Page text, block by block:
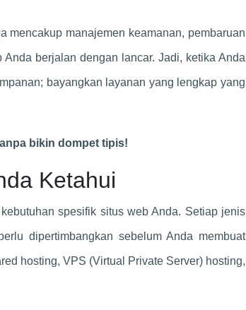
mencakup manajemen keamanan, pembaruan
berjalan dengan lancar. Jadi, ketika Anda
bayangkan layanan yang lengkap yang
bikin dompet tipis!
Ketahui
spesifik situs web Anda. Setiap jenis
dipertimbangkan sebelum Anda membuat
hosting, VPS (Virtual Private Server) hosting,